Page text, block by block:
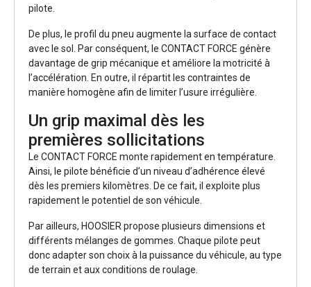
pilote.
De plus, le profil du pneu augmente la surface de contact
avec le sol. Par conséquent, le CONTACT FORCE génère
davantage de grip mécanique et améliore la motricité à
l’accélération. En outre, il répartit les contraintes de
manière homogène afin de limiter l’usure irrégulière.
Un grip maximal dès les
premières sollicitations
Le CONTACT FORCE monte rapidement en température.
Ainsi, le pilote bénéficie d’un niveau d’adhérence élevé
dès les premiers kilomètres. De ce fait, il exploite plus
rapidement le potentiel de son véhicule.
Par ailleurs, HOOSIER propose plusieurs dimensions et
différents mélanges de gommes. Chaque pilote peut
donc adapter son choix à la puissance du véhicule, au type
de terrain et aux conditions de roulage.